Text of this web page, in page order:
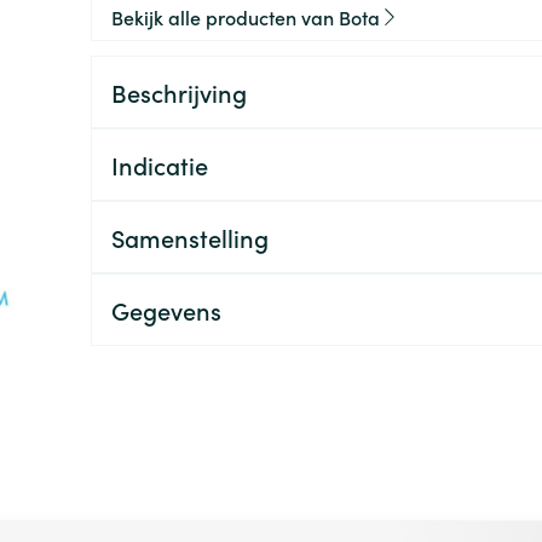
Bekijk alle producten van Bota
Beschrijving
Indicatie
Samenstelling
Gegevens